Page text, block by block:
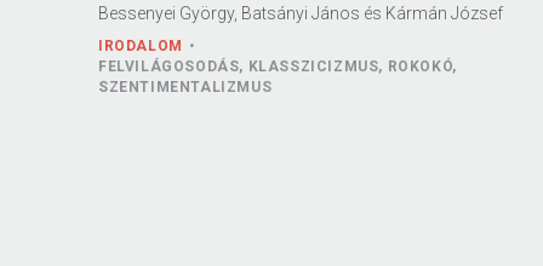
Bessenyei György, Batsányi János és Kármán József
IRODALOM
FELVILÁGOSODÁS, KLASSZICIZMUS, ROKOKÓ,
SZENTIMENTALIZMUS